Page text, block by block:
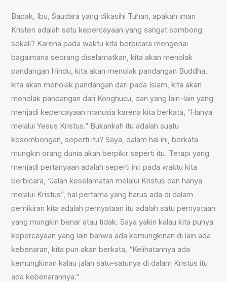
Bapak, Ibu, Saudara yang dikasihi Tuhan, apakah iman
Kristen adalah satu kepercayaan yang sangat sombong
sekali? Karena pada waktu kita berbicara mengenai
bagaimana seorang diselamatkan, kita akan menolak
pandangan Hindu, kita akan menolak pandangan Buddha,
kita akan menolak pandangan dari pada Islam, kita akan
menolak pandangan dari Konghucu, dan yang lain-lain yang
menjadi kepercayaan manusia karena kita berkata, “Hanya
melalui Yesus Kristus.” Bukankah itu adalah suatu
kesombongan, seperti itu? Saya, dalam hal ini, berkata
mungkin orang dunia akan berpikir seperti itu. Tetapi yang
menjadi pertanyaan adalah seperti ini: pada waktu kita
berbicara, “Jalan keselamatan melalui Kristus dan hanya
melalui Kristus”, hal pertama yang harus ada di dalam
pemikiran kita adalah pernyataan itu adalah satu pernyataan
yang mungkin benar atau tidak. Saya yakin kalau kita punya
kepercayaan yang lain bahwa ada kemungkinan di lain ada
kebenaran, kita pun akan berkata, “Kelihatannya ada
kemungkinan kalau jalan satu-satunya di dalam Kristus itu
ada kebenarannya.”